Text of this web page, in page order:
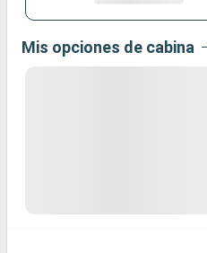
Mis opciones de cabina